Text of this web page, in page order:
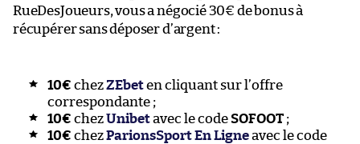
RueDesJoueurs, vous a négocié 30€ de bonus à
récupérer sans déposer d’argent :
10€ chezZEbeten cliquant sur l’offre
correspondante ;
10€ chezUnibetavec le code SOFOOT;
10€ chezParionsSport En Ligne avec le code